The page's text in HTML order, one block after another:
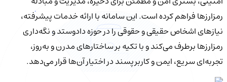
رمزارزها فراهم کرده است. این سامانه با ارائه خدمات پیشرفته،
نیازهای اشخاص حقیقی و حقوقی را در حوزه دادوستد و نگه‌داری
رمزارزها برطرف می‌کند و با تکیه بر ساختارهای مدرن و به‌روز،
تجربه‌ای سریع، ایمن و کاربرپسند در اختیار آن‌ها قرار می‌دهد.